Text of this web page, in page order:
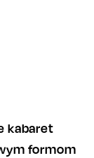
kabaret
formom